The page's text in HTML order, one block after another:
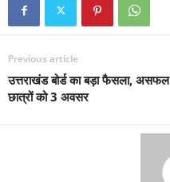
Previous article
उत्तराखंड बोर्ड का बड़ा फैसला, असफल
छात्रों को 3 अवसर